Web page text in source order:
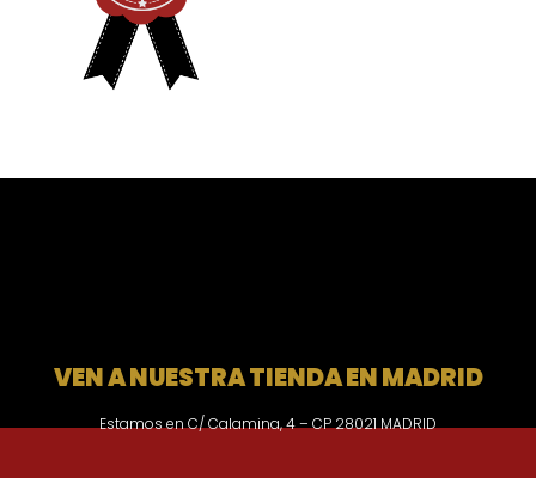
VEN A NUESTRA TIENDA EN MADRID
Estamos en C/ Calamina, 4 – CP 28021 MADRID